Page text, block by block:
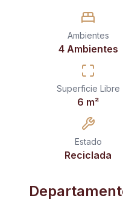
Ambientes
4 Ambientes
Superficie Libre
6 m²
Estado
Reciclada